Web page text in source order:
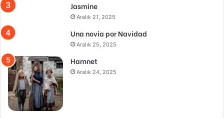
Jasmine
Aralık 21, 2025
Una novia por Navidad
Aralık 25, 2025
Hamnet
Aralık 24, 2025